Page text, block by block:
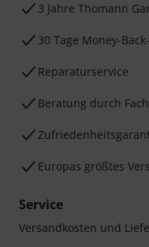
3 Jahre Thomann
30 Tage Money-
Reparaturservice
Beratung durch
Europas größtes
Service
Versandkosten und